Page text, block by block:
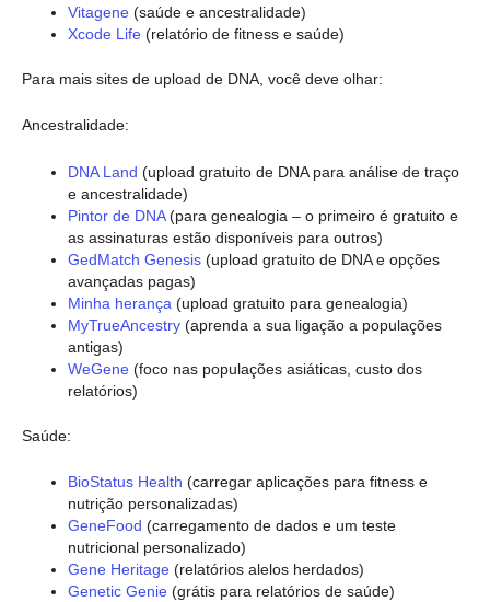
Vitagene (saúde e ancestralidade)
Xcode Life (relatório de fitness e saúde)
Para mais sites de upload de DNA, você deve olhar:
Ancestralidade:
DNA Land (upload gratuito de DNA para análise de traço
e ancestralidade)
Pintor de DNA(para genealogia – o primeiro é gratuito e
as assinaturas estão disponíveis para outros)
GedMatch Genesis (upload gratuito de DNA e opções
avançadas pagas)
Minha herança (upload gratuito para genealogia)
MyTrueAncestry (aprenda a sua ligação a populações
antigas)
WeGene (foco nas populações asiáticas, custo dos
relatórios)
Saúde:
BioStatus Health (carregar aplicações para fitness e
nutrição personalizadas)
GeneFood (carregamento de dados e um teste
nutricional personalizado)
Gene Heritage (relatórios alelos herdados)
Genetic Genie (grátis para relatórios de saúde)